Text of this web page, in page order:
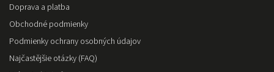
Doprava a platba
Obchodné podmienky
Podmienky ochrany osobných údajov
Najčastějšie otázky (FAQ)